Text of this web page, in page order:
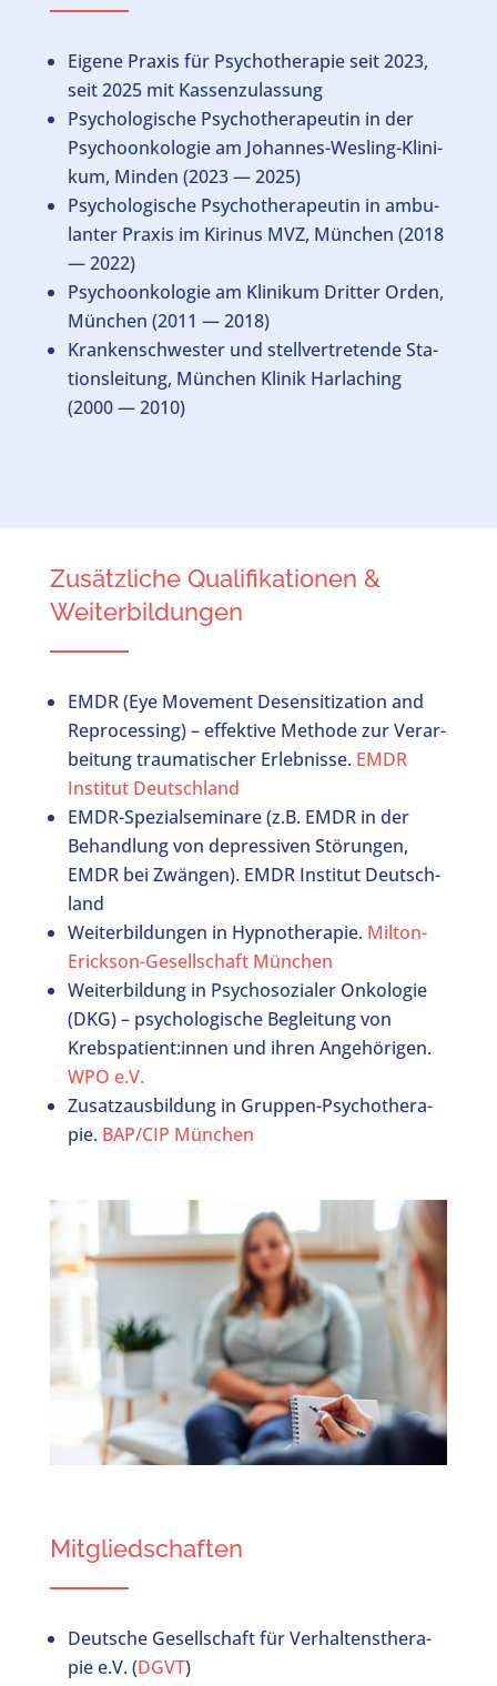
Eige­ne Pra­xis für Psy­cho­the­ra­pie seit 2023,
seit 2025 mit Kas­sen­zu­las­sung
Psy­cho­lo­gi­sche Psy­cho­the­ra­peu­tin in der
Psy­cho­on­ko­lo­gie am Johan­nes-Wes­ling-Kli­ni­
kum, Min­den (2023 — 2025)
Psy­cho­lo­gi­sche Psy­cho­the­ra­peu­tin in ambu­
lan­ter Pra­xis im Kiri­nus MVZ, Mün­chen (2018
— 2022)
Psy­cho­on­ko­lo­gie am Kli­ni­kum Drit­ter Orden,
Mün­chen (2011 — 2018)
Kran­ken­schwes­ter und stell­ver­tre­ten­de Sta­
ti­ons­lei­tung, Mün­chen Kli­nik Har­laching
(2000 — 2010)
Zusätzliche Qualifikationen &
Weiterbildungen
EMDR (Eye Move­ment Desen­si­tiza­ti­on and
Repro­ces­sing) – effek­ti­ve Metho­de zur Ver­ar­
bei­tung trau­ma­ti­scher Erleb­nis­se. EMDR
Insti­tut Deutsch­land
EMDR-Spe­zi­al­se­mi­na­re (z.B. EMDR in der
Behand­lung von depres­si­ven Stö­run­gen,
EMDR bei Zwän­gen). EMDR Insti­tut Deutsch­
land
Wei­ter­bil­dun­gen in Hyp­no­the­ra­pie. Mil­ton-
Erick­son-Gesell­schaft Mün­chen
Wei­ter­bil­dung in Psy­cho­so­zia­ler Onko­lo­gie
(DKG) – psy­cho­lo­gi­sche Beglei­tung von
Krebspatient:innen und ihren Ange­hö­ri­gen.
WPO e.V.
Zusatz­aus­bil­dung in Grup­pen-Psy­cho­the­ra­
pie. BAP/CIP Mün­chen
Mitgliedschaften
Deut­sche Gesell­schaft für Ver­hal­tens­the­ra­
pie e.V. (DGVT)